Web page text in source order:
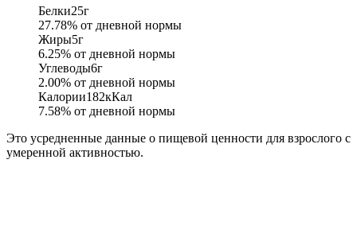
Белки25г
27.78% от дневной нормы
Жиры5г
6.25% от дневной нормы
Углеводы6г
2.00% от дневной нормы
Калории182кКал
7.58% от дневной нормы
Это усредненные данные о пищевой ценности для взрослого с
умеренной активностью.